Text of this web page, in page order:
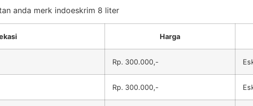
anda merk indoeskrim 8 liter
Harga
Rp. 300.000,-
Rp. 300.000,-